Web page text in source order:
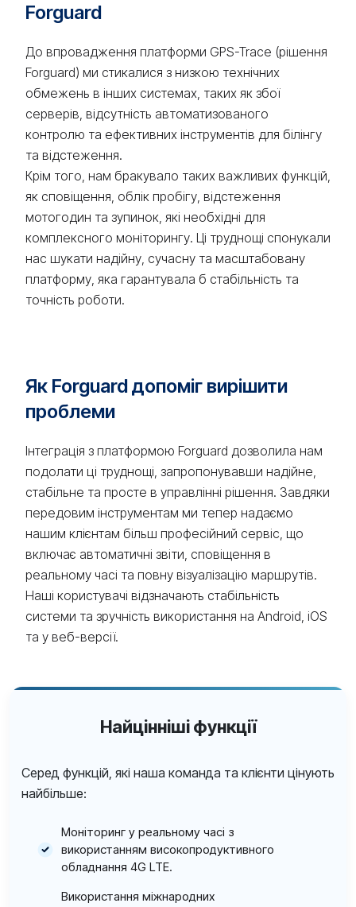
Forguard
До впровадження платформи GPS-Trace (рішення
Forguard) ми стикалися з низкою технічних
обмежень в інших системах, таких як збої
серверів, відсутність автоматизованого
контролю та ефективних інструментів для білінгу
та відстеження.
Крім того, нам бракувало таких важливих функцій,
як сповіщення, облік пробігу, відстеження
мотогодин та зупинок, які необхідні для
комплексного моніторингу. Ці труднощі спонукали
нас шукати надійну, сучасну та масштабовану
платформу, яка гарантувала б стабільність та
точність роботи.
Як Forguard допоміг вирішити
проблеми
Інтеграція з платформою Forguard дозволила нам
подолати ці труднощі, запропонувавши надійне,
стабільне та просте в управлінні рішення. Завдяки
передовим інструментам ми тепер надаємо
нашим клієнтам більш професійний сервіс, що
включає автоматичні звіти, сповіщення в
реальному часі та повну візуалізацію маршрутів.
Наші користувачі відзначають стабільність
системи та зручність використання на Android, iOS
та у веб-версії.
Найцінніші функції
Серед функцій, які наша команда та клієнти цінують
найбільше:
Моніторинг у реальному часі з
використанням високопродуктивного
обладнання 4G LTE.
Використання міжнародних